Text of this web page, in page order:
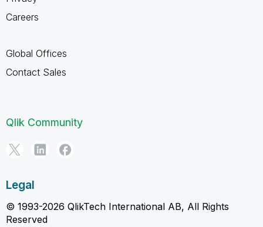
Careers
Global Offices
Contact Sales
Qlik Community
Legal
© 1993-2026 QlikTech International AB, All Rights
Reserved